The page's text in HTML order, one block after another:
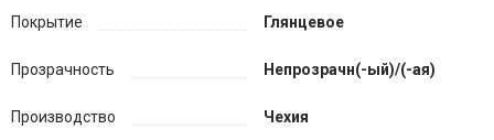
Покрытие Глянцевое
Прозрачность Непрозрачн(-ый)/(-ая)
Производство Чехия